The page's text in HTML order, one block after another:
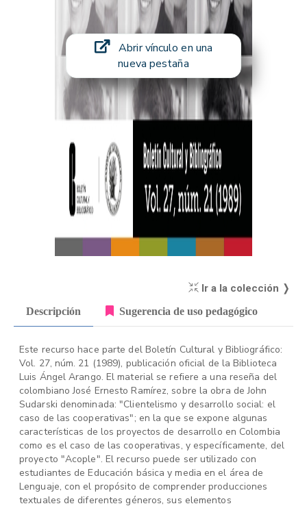
Abrir vínculo en una
nueva pestaña
Ir a la colección ❭
Descripción Sugerencia de uso pedagógico
Este recurso hace parte del Boletín Cultural y Bibliográfico:
Vol. 27, núm. 21 (1989), publicación oficial de la Biblioteca
Luis Ángel Arango. El material se refiere a una reseña del
colombiano José Ernesto Ramírez, sobre la obra de John
Sudarski denominada: "Clientelismo y desarrollo social: el
caso de las cooperativas"; en la que se expone algunas
características de los proyectos de desarrollo en Colombia
como es el caso de las cooperativas, y específicamente, del
proyecto "Acople". El recurso puede ser utilizado con
estudiantes de Educación básica y media en el área de
Lenguaje, con el propósito de comprender producciones
textuales de diferentes géneros, sus elementos